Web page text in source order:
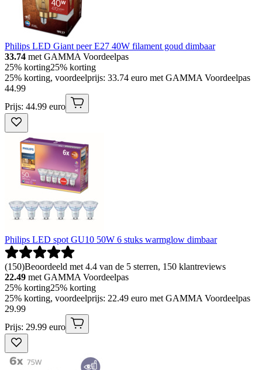
Philips LED Giant peer E27 40W filament goud dimbaar
33.74 met GAMMA Voordeelpas
25% korting25% korting
25% korting, voordeelprijs: 33.74 euro met GAMMA Voordeelpas
44.99
Prijs: 44.99 euro
Philips LED spot GU10 50W 6 stuks warmglow dimbaar
(150)Beoordeeld met 4.4 van de 5 sterren, 150 klantreviews
22.49 met GAMMA Voordeelpas
25% korting25% korting
25% korting, voordeelprijs: 22.49 euro met GAMMA Voordeelpas
29.99
Prijs: 29.99 euro